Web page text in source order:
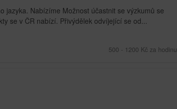
jazyka. Nabízíme Možnost účastnit se výzkumů se
se v ČR nabízí. Přivýdělek odvíjející se od...
500 - 1200 Kč za hodinu